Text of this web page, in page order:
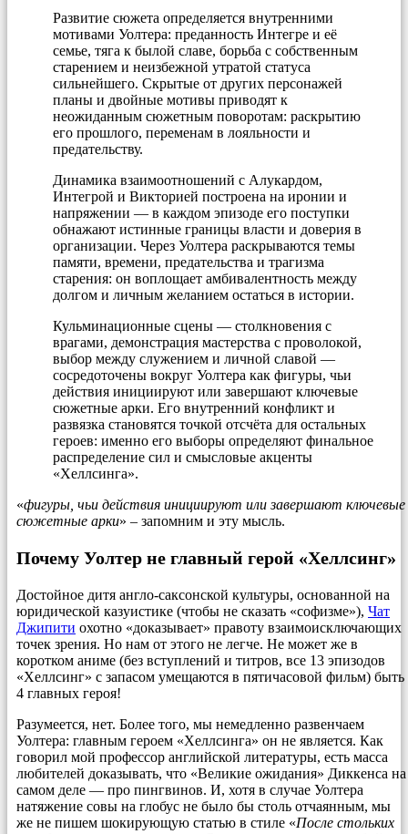
Развитие сюжета определяется внутренними
мотивами Уолтера: преданность Интегре и её
семье, тяга к былой славе, борьба с собственным
старением и неизбежной утратой статуса
сильнейшего. Скрытые от других персонажей
планы и двойные мотивы приводят к
неожиданным сюжетным поворотам: раскрытию
его прошлого, переменам в лояльности и
предательству.
Динамика взаимоотношений с Алукардом,
Интегрой и Викторией построена на иронии и
напряжении — в каждом эпизоде его поступки
обнажают истинные границы власти и доверия в
организации. Через Уолтера раскрываются темы
памяти, времени, предательства и трагизма
старения: он воплощает амбивалентность между
долгом и личным желанием остаться в истории.
Кульминационные сцены — столкновения с
врагами, демонстрация мастерства с проволокой,
выбор между служением и личной славой —
сосредоточены вокруг Уолтера как фигуры, чьи
действия инициируют или завершают ключевые
сюжетные арки. Его внутренний конфликт и
развязка становятся точкой отсчёта для остальных
героев: именно его выборы определяют финальное
распределение сил и смысловые акценты
«Хеллсинга».
«фигуры, чьи действия инициируют или завершают ключевые
сюжетные арки» – запомним и эту мысль.
Почему Уолтер не главный герой «Хеллсинг»
Достойное дитя англо-саксонской культуры, основанной на
юридической казуистике (чтобы не сказать «софизме»), Чат
Джипити охотно «доказывает» правоту взаимоисключающих
точек зрения. Но нам от этого не легче. Не может же в
коротком аниме (без вступлений и титров, все 13 эпизодов
«Хеллсинг» с запасом умещаются в пятичасовой фильм) быть
4 главных героя!
Разумеется, нет. Более того, мы немедленно развенчаем
Уолтера: главным героем «Хеллсинга» он не является. Как
говорил мой профессор английской литературы, есть масса
любителей доказывать, что «Великие ожидания» Диккенса на
самом деле — про пингвинов. И, хотя в случае Уолтера
натяжение совы на глобус не было бы столь отчаянным, мы
же не пишем шокирующую статью в стиле «После стольких